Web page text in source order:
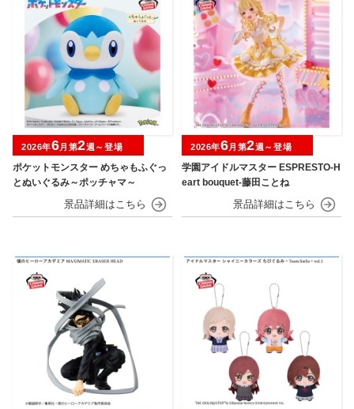
ポケットモンスター めちゃもふぐっ
とぬいぐるみ～ポッチャマ～
2026年6月第2週～登場
学園アイドルマスター ESPRESTO-H
eart bouquet-藤田ことね
2026年6月第2週～登場